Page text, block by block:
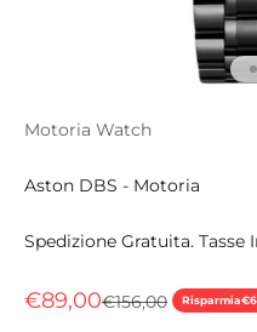
Motoria Watch
Aston DBS - Motoria
Spedizione Gratuita. Tasse
Prezzo scontato
€89,00Prezzo
€156,00 Risparmia